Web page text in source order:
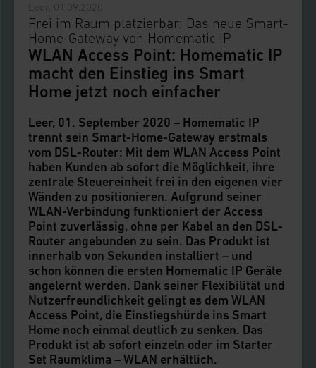
Leer, 01.09.2020
WLAN Access Point: Homematic IP
macht den Einstieg ins Smart
Home jetzt noch einfacher
Frei im Raum platzierbar: Das neue Smart-
Home-Gateway von Homematic IP
Leer, 01. September 2020 – Homematic IP
trennt sein Smart-Home-Gateway erstmals
vom DSL-Router: Mit dem WLAN Access Point
haben Kunden ab sofort die Möglichkeit, ihre
zentrale Steuereinheit frei in den eigenen vier
Wänden zu positionieren. Aufgrund seiner
WLAN-Verbindung funktioniert der Access
Point zuverlässig, ohne per Kabel an den DSL-
Router angebunden zu sein. Das Produkt ist
innerhalb von Sekunden installiert – und
schon können die ersten Homematic IP Geräte
angelernt werden. Dank seiner Flexibilität und
Nutzerfreundlichkeit gelingt es dem WLAN
Access Point, die Einstiegshürde ins Smart
Home noch einmal deutlich zu senken. Das
Produkt ist ab sofort einzeln oder im Starter
Set Raumklima – WLAN erhältlich.